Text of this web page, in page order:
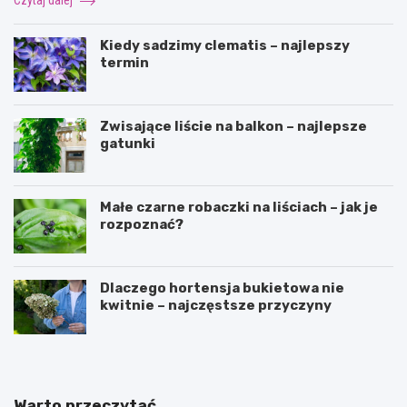
Kiedy sadzimy clematis – najlepszy
termin
Zwisające liście na balkon – najlepsze
gatunki
Małe czarne robaczki na liściach – jak je
rozpoznać?
Dlaczego hortensja bukietowa nie
kwitnie – najczęstsze przyczyny